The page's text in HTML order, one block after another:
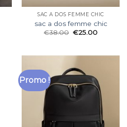
SAC A DOS FEMME CHIC
sac a dos femme chic
€38.00 €25.00
Promo !